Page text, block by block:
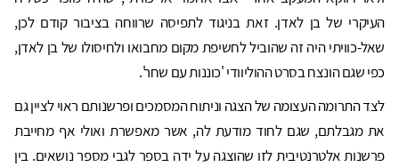
העיקרי של בן לאדן. זאת בניגוד לתפיסה שרווחה בציבור קודם לכן,
שאל-כוויתי היה זה שהוביל לחשיפת מקום מחבואו ולחיסולו של בן לאדן,
כפי שגם הונצח בסרט ההוליוודי 'כוננות עם שחר'.
לצד התרומה העצומה של הצגה וניתוח המסמכים ופרשנותם ראוי לציין גם
את מגבלתם, שגם לחוד מודעת לה, אשר מאפשרת ואולי אף מחייבת
פרשנות אלטרנטיבית לזו שהוצגה על ידה בספר לגבי מספר נושאים. בין